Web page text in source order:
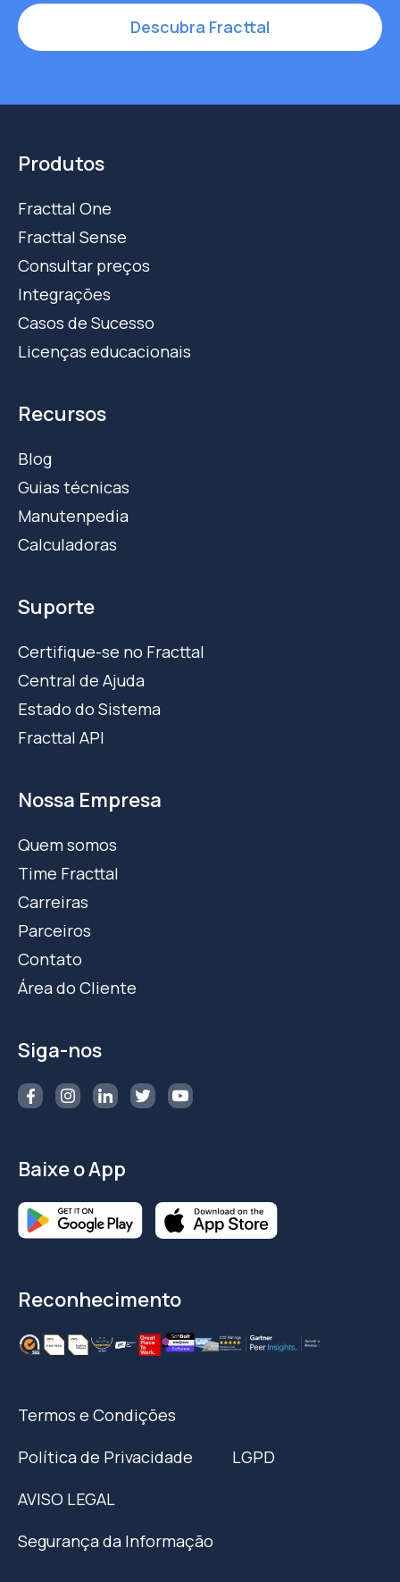
Descubra Fracttal
Produtos
Fracttal One
Fracttal Sense
Consultar preços
Integrações
Casos de Sucesso
Licenças educacionais
Recursos
Blog
Guias técnicas
Manutenpedia
Calculadoras
Suporte
Certifique-se no Fracttal
Central de Ajuda
Estado do Sistema
Fracttal API
Nossa Empresa
Quem somos
Time Fracttal
Carreiras
Parceiros
Contato
Área do Cliente
Siga-nos
Baixe o App
Reconhecimento
Termos e Condições
Política de Privacidade
LGPD
AVISO LEGAL
Segurança da Informação